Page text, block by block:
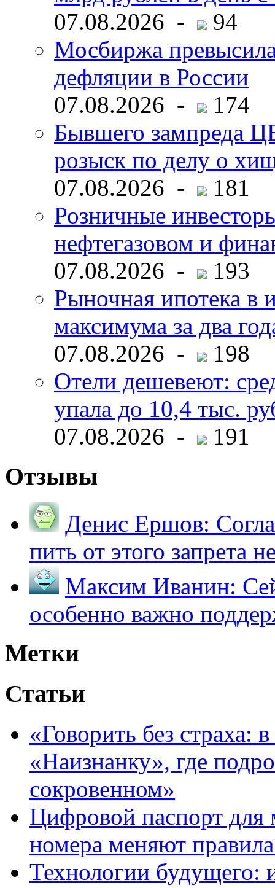
07.08.2026 -
94
Мосбиржа
дефляции в России
07.08.2026 -
174
Бывшего зампреда
розыск по делу о
07.08.2026 -
181
Розничные
нефтегазовом и
07.08.2026 -
193
Рыночная ипотека в
максимума за два
07.08.2026 -
198
Отели дешевеют:
упала до 10,4 тыс.
07.08.2026 -
191
Отзывы
Денис Ершов:
пить от этого запрета
Максим Иванин:
особенно важно
Метки
Статьи
«Говорить без страха:
«Наизнанку», где
сокровенном»
Цифровой паспорт для
номера меняют
Технологии будущего: